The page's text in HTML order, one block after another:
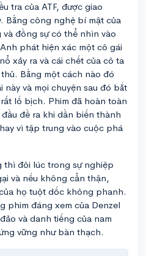
tra của ATF, được giao
Bằng công nghệ bí mật của
đồng sự có thể nhìn vào
phát hiện xác một cô gái
xảy ra và cái chết của cô ta
Bằng một cách nào đó
này và mọi chuyện sau đó bắt
lố bịch. Phim đã hoàn toàn
đề ra khi dần biến thành
vì tập trung vào cuộc phá
thì đôi lúc trong sự nghiệp
và nếu không cẩn thận,
họ tuột dốc không phanh.
phim đáng xem của Denzel
và danh tiếng của nam
vững như bàn thạch.